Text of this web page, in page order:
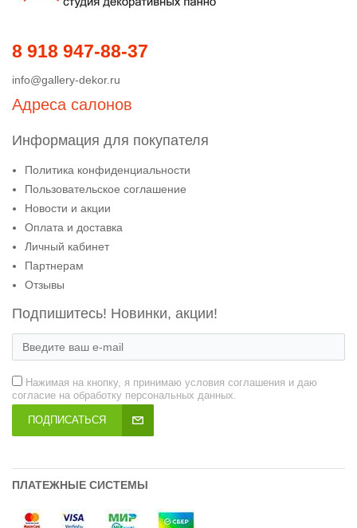
8 918 947-88-37
info@gallery-dekor.ru
Адреса салонов
Информация для покупателя
Политика конфиденциальности
Пользовательское соглашение
Новости и акции
Оплата и доставка
Личный кабинет
Партнерам
Отзывы
Подпишитесь! Новинки, акции!
Нажимая на кнопку, я принимаю условия соглашения и даю
согласие на обработку персональных данных.
ПОДПИСАТЬСЯ
ПЛАТЕЖНЫЕ СИСТЕМЫ